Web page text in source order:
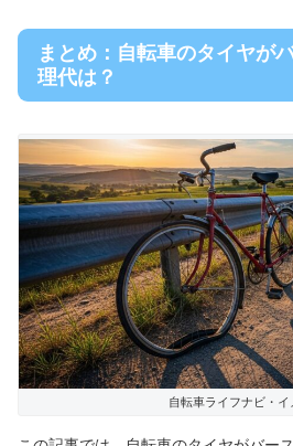
まとめ：自転車のタイヤが
理代は？
自転車ライフナビ・イ